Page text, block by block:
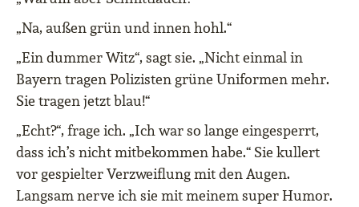
„Na, außen grün und innen hohl.“
„Ein dummer Witz“, sagt sie. „Nicht einmal in
Bayern tragen Polizisten grüne Uniformen mehr.
Sie tragen jetzt blau!“
„Echt?“, frage ich. „Ich war so lange eingesperrt,
dass ich’s nicht mitbekommen habe.“ Sie kullert
vor gespielter Verzweiflung mit den Augen.
Langsam nerve ich sie mit meinem super Humor.